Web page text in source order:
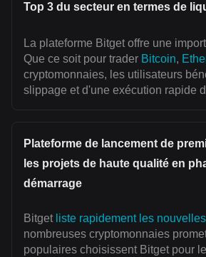
Top 3 du secteur en termes de
La plateforme Bitget offre une
Que ce soit pour trader Bitcoin,
cryptomonnaies, les utilisateurs
slippage et d'une exécution rapide
Plateforme de lancement de
les projets de haute qualité en
démarrage
Bitget liste rapidement les
nombreuses cryptomonnaies
populaires choisissent Bitget pour